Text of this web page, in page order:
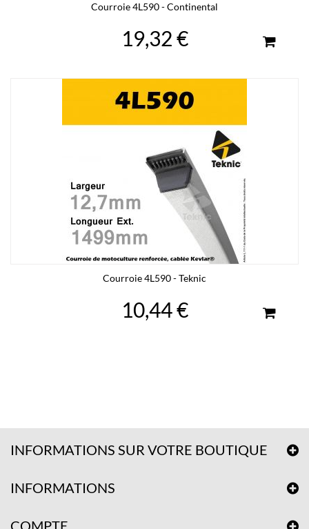
Courroie 4L590 - Continental
19,32 €
Courroie 4L590 - Teknic
10,44 €
INFORMATIONS SUR VOTRE BOUTIQUE
INFORMATIONS
COMPTE